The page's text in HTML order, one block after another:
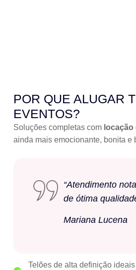
POR QUE ALUGAR
EVENTOS?
Soluções completas com
ainda mais emocionante, bonita e
“Atendimento
de ótima
Mariana Lucena
Telões de alta definição